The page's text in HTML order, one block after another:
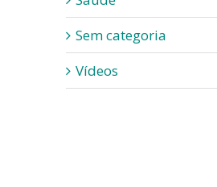
Sem categoria
Vídeos